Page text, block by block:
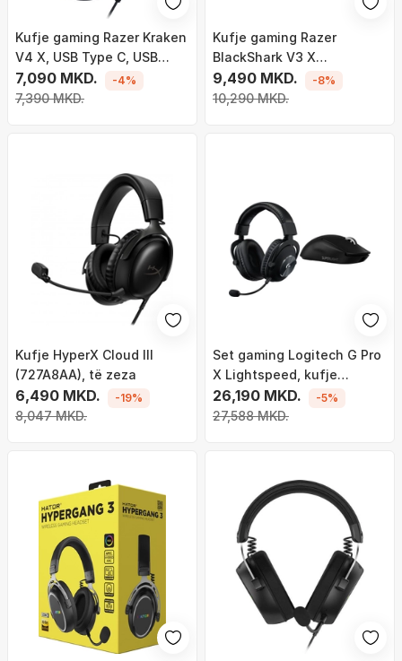
Kufje gaming Razer Kraken
V4 X, USB Type C, USB
Type A, të zeza
7,090 MKD.
7,390 MKD.
-4%
Kufje gaming Razer
BlackShark V3 X
HyperSpeed, pa tela dhe
me kabllo, USB Type A, të
9,490 MKD.
10,290 MKD.
-8%
Kufje HyperX Cloud III
(727A8AA), të zeza
6,490 MKD.
8,047 MKD.
-19%
Set gaming Logitech G Pro
X Lightspeed, kufje
wireless, maus G Pro X
Superlight 2, i zi
26,190 MKD.
27,588 MKD.
-5%